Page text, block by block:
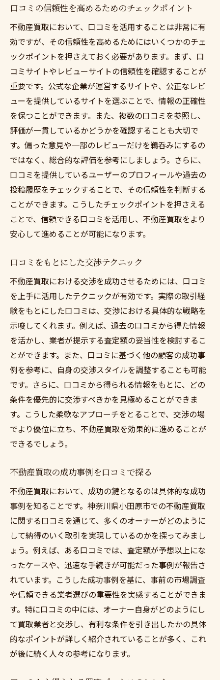
口コミの信頼性を高めるためのチェックポイント
不動産買取において、口コミを活用することは非常に有
効ですが、その信頼性を高めるためにはいくつかのチェ
ックポイントを押さえておく必要があります。まず、口
コミサイトやレビューサイトの信頼性を確認することが
重要です。公式な企業が運営するサイトや、公正なレビ
ューを提供しているサイトを選ぶことで、情報の正確性
を保つことができます。また、複数の口コミを参照し、
評価が一貫しているかどうかを確認することも大切で
す。偏った意見や一部のレビューだけを鵜呑みにするの
ではなく、総合的な評価を参考にしましょう。さらに、
口コミを提供しているユーザーのプロフィールや過去の
投稿履歴をチェックすることで、その信頼性を判断する
ことができます。こうしたチェックポイントを押さえる
ことで、信頼できる口コミを活用し、不動産買取をより
安心して進めることが可能になります。
口コミをもとにした交渉テクニック
不動産買取における交渉を成功させるためには、口コミ
を上手に活用したテクニックが有効です。実際の取引経
験をもとにした口コミは、交渉における具体的な戦略を
示唆してくれます。例えば、過去の口コミから得た情報
を活かし、業者が提示する査定額の妥当性を検討するこ
とができます。また、口コミに基づく他の顧客の成功事
例を参考に、自身の交渉スタイルを調整することも可能
です。さらに、口コミから得られる情報をもとに、どの
条件を優先的に交渉すべきかを見極めることができま
す。こうした柔軟なアプローチをとることで、交渉の場
でより優位に立ち、不動産買取を効果的に進めることが
できるでしょう。
不動産買取の成功事例を口コミで探る
不動産買取において、成功の鍵となるのは具体的な成功
事例を知ることです。神奈川県小田原市での不動産買取
に関する口コミを通じて、多くのオーナーがどのように
して納得のいく取引を実現しているのかを探ってみまし
ょう。例えば、ある口コミでは、査定額が予想以上にな
ったケースや、迅速な手続きが可能だった事例が報告さ
れています。こうした成功事例を基に、事前の市場調査
や信頼できる業者選びの重要性を実感することができま
す。特に口コミの中には、オーナー自身がどのようにし
て買取業者と交渉し、有利な条件を引き出したかの具体
的なポイントが詳しく紹介されていることが多く、これ
が後に続く人々の参考になります。